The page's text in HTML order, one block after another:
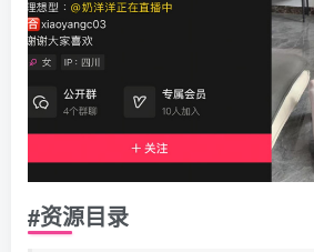
#资源目录